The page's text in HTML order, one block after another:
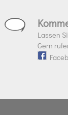
Lassen
Gern